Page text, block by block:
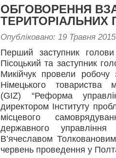
ОБГОВОРЕННЯ
ТЕРИТОРІАЛЬНИХ
Опубліковано: 19 Травня 2015
Перший заступник голови
Пісоцький та заступник
Микійчук провели робочу
Німецького товариства
(GIZ) “Реформа
директором Інституту
місцевого
державного
В’ячеславом
червень проведення у